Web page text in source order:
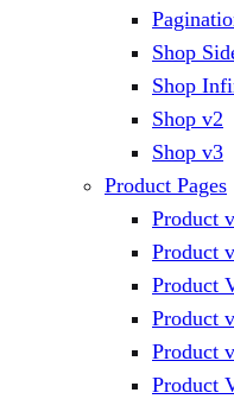
Shop
Shop
Shop v2
Shop v3
Product Pages
Product
Product
Product
Product
Product
Product